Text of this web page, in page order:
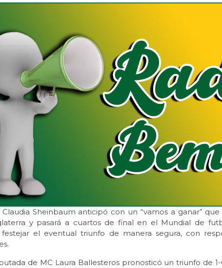
Sheinbaum anticipó con un “vamos a ganar”
y pasará a cuartos de final en el Mundial de
festejar el eventual triunfo de manera segura, con
de MC Laura Ballesteros pronosticó un triunfo de